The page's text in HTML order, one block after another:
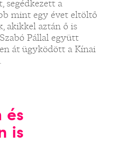
segédkezett a
mint egy évet eltöltő
akikkel aztán ő is
Pállal együtt
át ügyködött a Kínai
és
is